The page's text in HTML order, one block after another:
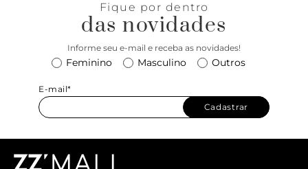
Fique por dentro
das novidades
Informe seu e-mail e receba as novidades!
Feminino Masculino Outros
E-mail*
Cadastrar